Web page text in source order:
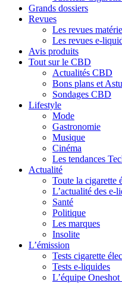
Grands dossiers
Revues
Les revues
Les revues e-
Avis produits
Tout sur le CBD
Actualités CBD
Bons plans et
Sondages CBD
Lifestyle
Mode
Gastronomie
Musique
Cinéma
Les tendances
Actualité
Toute la cigarette
L’actualité des e-
Santé
Politique
Les marques
Insolite
L’émission
Tests cigarette
Tests e-liquides
L’équipe